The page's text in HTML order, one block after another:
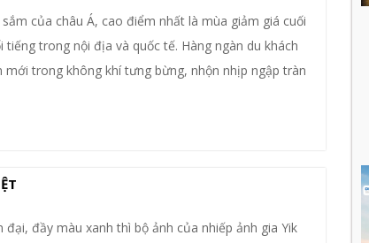
của châu Á, cao điểm nhất là mùa giảm giá cuối
trong nội địa và quốc tế. Hàng ngàn du khách
trong không khí tưng bừng, nhộn nhịp ngập tràn
đầy màu xanh thì bộ ảnh của nhiếp ảnh gia Yik